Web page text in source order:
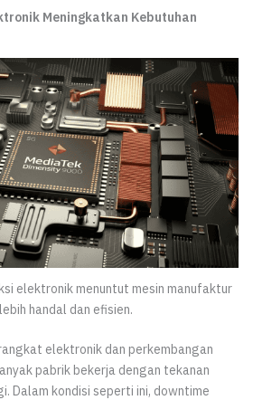
Meningkatkan Kebutuhan
elektronik menuntut mesin manufaktur
handal dan efisien.
elektronik dan perkembangan
pabrik bekerja dengan tekanan
Dalam kondisi seperti ini, downtime